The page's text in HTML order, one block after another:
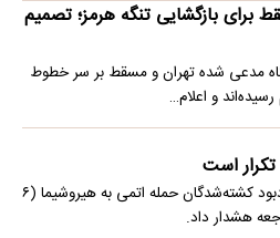
برای بازگشایی تنگه هرمز؛ تصمیم
مدعی شده تهران و مسقط بر سر خطوط
و اعلام…
است
سفیر ایران در توکیو، در مراسم یادبود کشته‌شدگان حمله اتمی به هیروشیما (۶